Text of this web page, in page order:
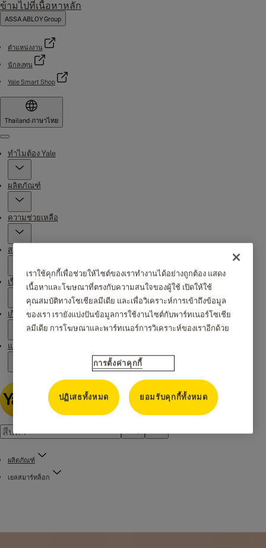
ข้ามไปที่เนื้อหาหลัก
ASSA ABLOY Group
ตำแหน่งงาน
นักลงทุน
Yale Smart Shop
Thailand·ภาษาไทย
Menu
ทำไมต้อง Yale
ผลิตภัณฑ์
ความช่วยเหลือ
สถานที่จัดจำหน่าย
เรื่องราวของเรา
เกี่ยวกับเรา
แคมเปญ
ผลิตภัณฑ์
เยลสมาร์ทล็อก
เราใช้คุกกี้เพื่อช่วยให้ไซต์ของเราทำงานได้อย่างถูกต้อง แสดง
เนื้อหาและโฆษณาที่ตรงกับความสนใจของผู้ใช้ เปิดให้ใช้
คุณสมบัติทางโซเชียลมีเดีย และเพื่อวิเคราะห์การเข้าถึงข้อมูล
ของเรา เรายังแบ่งปันข้อมูลการใช้งานไซต์กับพาร์ทเนอร์โซเชีย
ลมีเดีย การโฆษณาและพาร์ทเนอร์การวิเคราะห์ของเราอีกด้วย
การตั้งค่าคุกกี้
ปฏิเสธทั้งหมด ยอมรับคุกกี้ทั้งหมด